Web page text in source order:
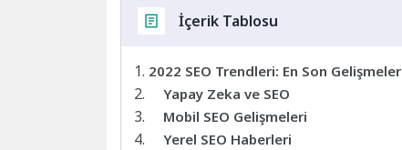
İçerik Tablosu
2022 SEO Trendleri: En Son Gelişmeler
Yapay Zeka ve SEO
Mobil SEO Gelişmeleri
Yerel SEO Haberleri